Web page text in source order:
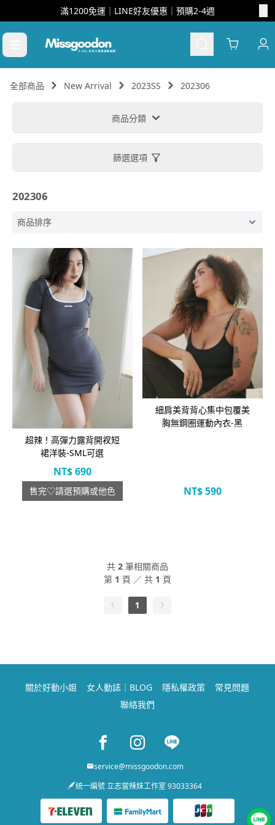
滿1200免運｜LINE好友優惠｜預購2-4週
Cart
全部商品 New Arrival 2023SS 202306
商品分類
篩選選項
202306
超辣！高彈力露背開衩短
裙洋裝-SML可選
NT$690
售完♡請選預購或他色
立即選購
細肩美背背心集中包覆美
胸無鋼圈運動內衣-黑
NT$590
共 2筆相關商品
第 1 頁 ／ 共 1 頁
1
關於好動小姐 女人動誌｜BLOG 隱私權政策
常見問題
聯絡我們
Facebook pageInstagram page
Line page
service@missgoodon.com
統一編號 立志當辣妹工作室 93033364